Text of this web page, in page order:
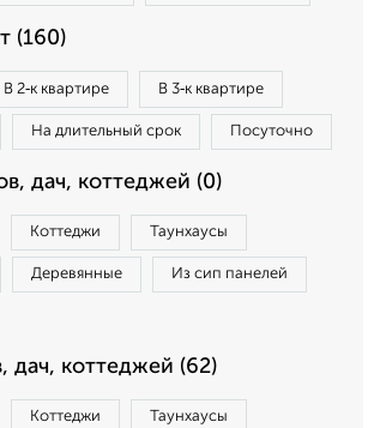
(160)
В 2‑к квартире В 3‑к квартире
На длительный срок Посуточно
дач, коттеджей (0)
Коттеджи Таунхаусы
Деревянные Из сип панелей
дач, коттеджей (62)
Коттеджи Таунхаусы